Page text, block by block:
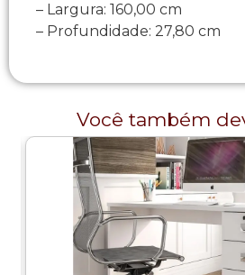
– Largura: 160,00 cm
– Profundidade: 27,80 cm
Você também